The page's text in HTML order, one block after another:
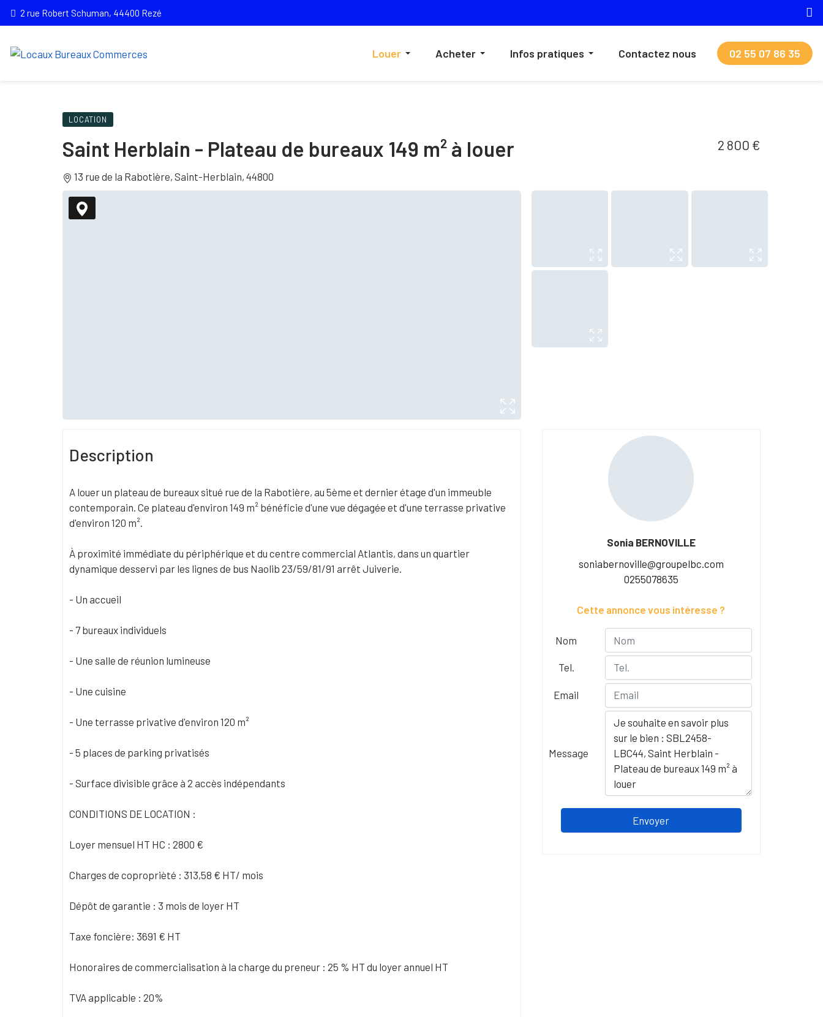
2 rue Robert Schuman, 44400 Rezé
Louer Acheter Infos pratiques Contactez nous 02 55 07 86 35
LOCATION
Saint Herblain - Plateau de bureaux 149 m² à louer
13 rue de la Rabotière, Saint-Herblain, 44800
2 800 €
Description
A louer un plateau de bureaux situé rue de la Rabotière, au 5ème et dernier étage d'un immeuble
contemporain. Ce plateau d'environ 149 m² bénéficie d'une vue dégagée et d'une terrasse privative
d'environ 120 m².
À proximité immédiate du périphérique et du centre commercial Atlantis, dans un quartier
dynamique desservi par les lignes de bus Naolib 23/59/81/91 arrêt Juiverie.
- Un accueil
- 7 bureaux individuels
- Une salle de réunion lumineuse
- Une cuisine
- Une terrasse privative d'environ 120 m²
- 5 places de parking privatisés
- Surface divisible grâce à 2 accès indépendants
CONDITIONS DE LOCATION :
Loyer mensuel HT HC : 2800 €
Charges de coproprièté : 313,58 € HT/ mois
Dépôt de garantie : 3 mois de loyer HT
Taxe foncière: 3691 € HT
Honoraires de commercialisation à la charge du preneur : 25 % HT du loyer annuel HT
TVA applicable : 20%
Sonia BERNOVILLE
soniabernoville@groupelbc.com
0255078635
Cette annonce vous intéresse ?
Nom
Tel.
Email
Message
Envoyer